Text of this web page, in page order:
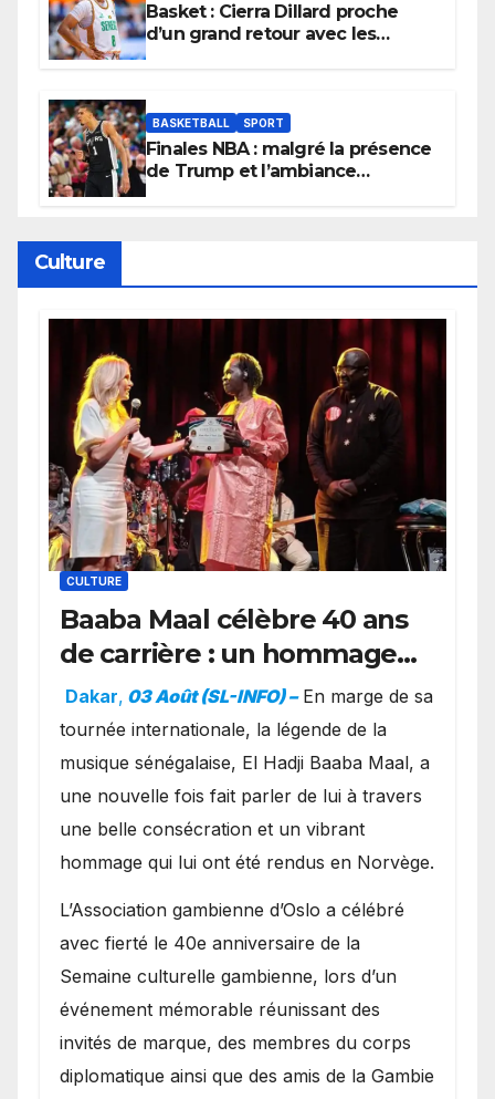
Basket : Cierra Dillard proche
d’un grand retour avec les
BASKETBALL SPORT
Finales NBA : malgré la présence
de Trump et l’ambiance
Culture
CULTURE
Baaba Maal célèbre 40 ans
de carrière : un hommage
exceptionnel à Oslo en
présence de la famille
royale.
Dakar, 03 Août (SL-INFO) – ​En marge de sa
tournée internationale, la légende de la
musique sénégalaise, El Hadji Baaba Maal, a
une nouvelle fois fait parler de lui à travers
une belle consécration et un vibrant
hommage qui lui ont été rendus en Norvège.
​L’Association gambienne d’Oslo a célébré
avec fierté le 40e anniversaire de la
Semaine culturelle gambienne, lors d’un
événement mémorable réunissant des
invités de marque, des membres du corps
diplomatique ainsi que des amis de la Gambie